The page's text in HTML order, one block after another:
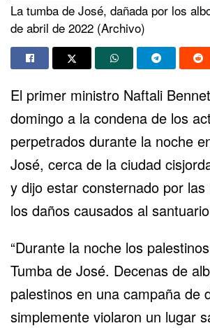
La tumba de José, dañada por los
de abril de 2022 (Archivo)
El primer ministro Naftali
domingo a la condena de los
perpetrados durante la noche
José, cerca de la ciudad
y dijo estar consternado por
los daños causados al
“Durante la noche los
Tumba de José. Decenas de
palestinos en una campaña de
simplemente violaron un lugar